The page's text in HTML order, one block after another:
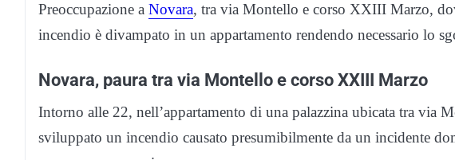
Preoccupazione a Novara, tra via Montello e corso XXIII Marzo,
incendio è divampato in un appartamento rendendo necessario lo
Novara, paura tra via Montello e corso XXIII Marzo
Intorno alle 22, nell’appartamento di una palazzina ubicata tra via
sviluppato un incendio causato presumibilmente da un incidente